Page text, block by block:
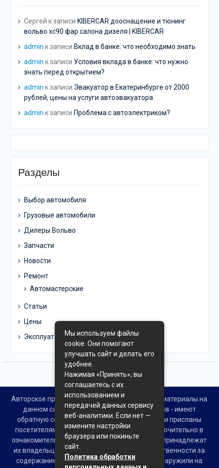
Сергей к записи KIBERCAR дооснащение и тюнинг
вольво хс90 фар салона дизеля | KIBERCAR
admin к записи Вклад в банке: что необходимо знать
admin к записи Условия вклада в банке: что нужно
знать перед открытием?
admin к записи Эвакуатор в Екатеринбурге от 2000
рублей, цены на услуги автоэвакуатора
admin к записи Проблема с автоэлектриком?
Разделы
Выбор автомобиля
Грузовые автомобили
Дилеры Вольво
Запчасти
Новости
Ремонт
Автомастерские
Статьи
Цены
Эксплуатация
Авторское право © Все права защищены. Все материалы на
данном сайте взяты из открытых источников - имеют
обратную ссылку на материал в интернете или присланы
посетителями сайта и предоставляются исключительно в
ознакомительных целях. Права на материалы принадлежат
их владельцам. Администрация сайта ответственности за
содержание материала не несет. Если Вы обнаружили на
Мы используем файлы
cookie. Они помогают
улучшать сайт и делать его
удобнее.
Нажимая «Принять», вы
соглашаетесь с их
использованием и
передачей данных сервису
веб-аналитики. Если нет —
измените настройки
браузера или покиньте
сайт.
Политика обработки